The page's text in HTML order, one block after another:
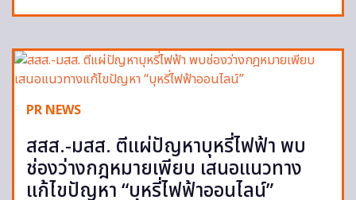
PR NEWS
สสส.-มสส. ตีแผ่ปัญหาบุหรี่ไฟฟ้า พบ
ช่องว่างกฎหมายเพียบ เสนอแนวทาง
แก้ไขปัญหา “บุหรี่ไฟฟ้าออนไลน์”